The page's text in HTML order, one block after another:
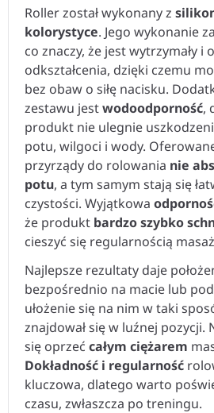
Roller został wykonany z
kolorystyce. Jego wykonanie
co znaczy, że jest wytrzymały i
odkształcenia, dzięki czemu
bez obaw o siłę nacisku.
zestawu jestwodoodporność,
produkt nie ulegnie
potu, wilgoci i wody.
przyrządy do rolowania nie
potu, a tym samym stają się
czystości. Wyjątkowa
że produkt bardzo szybko
cieszyć się regularnością
Najlepsze rezultaty daje
bezpośrednio na macie lub
ułożenie się na nim w taki
znajdował się w luźnej pozycji.
się oprzeć całym ciężarem
Dokładność i regularność
kluczowa, dlatego warto
czasu, zwłaszcza po treningu.